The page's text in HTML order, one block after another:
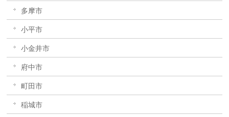
多摩市
小平市
小金井市
府中市
町田市
稲城市